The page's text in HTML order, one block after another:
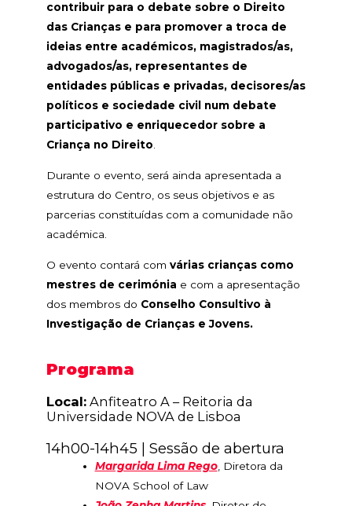
contribuir para o debate sobre o Direito
das Crianças e para promover a troca de
ideias entre académicos, magistrados/as,
advogados/as, representantes de
entidades públicas e privadas, decisores/as
políticos e sociedade civil num debate
participativo e enriquecedor sobre a
Criança no Direito.
Durante o evento, será ainda apresentada a
estrutura do Centro, os seus objetivos e as
parcerias constituídas com a comunidade não
académica.
O evento contará com várias crianças como
mestres de cerimónia e com a apresentação
dos membros do Conselho Consultivo à
Investigação de Crianças e Jovens.
Programa
Local: Anfiteatro A – Reitoria da
Universidade NOVA de Lisboa
14h00-14h45 | Sessão de abertura
Margarida Lima Rego, Diretora da
NOVA School of Law